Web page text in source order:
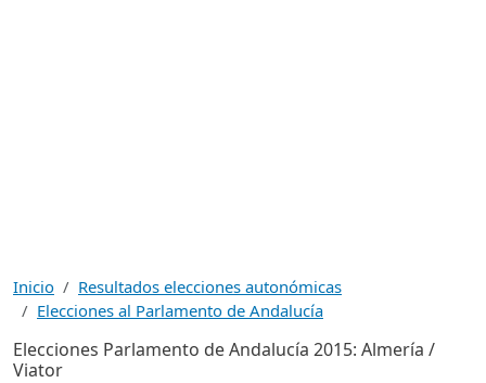
Inicio
Resultados elecciones autonómicas
Elecciones al Parlamento de Andalucía
Elecciones Parlamento de Andalucía 2015: Almería /
Viator